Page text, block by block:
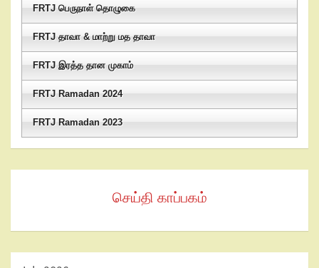
FRTJ பெருநாள் தொழுகை
FRTJ தாவா & மாற்று மத தாவா
FRTJ இரத்த தான முகாம்
FRTJ Ramadan 2024
FRTJ Ramadan 2023
செய்தி காப்பகம்